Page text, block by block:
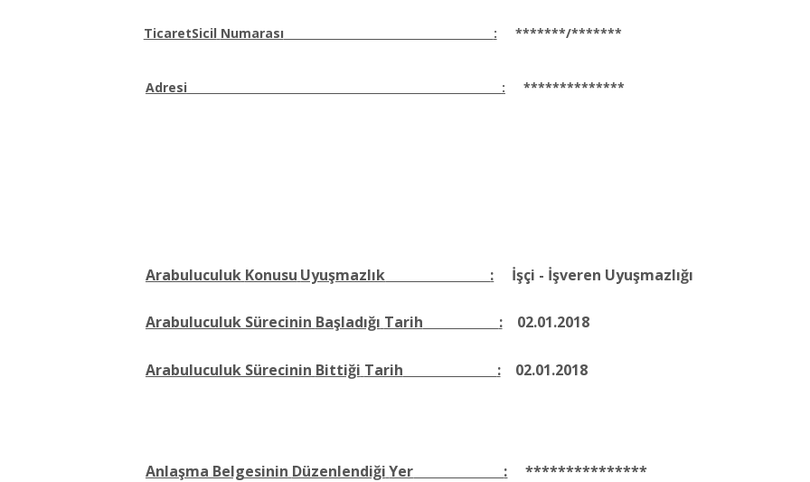
TicaretSicil Numarası : *******/*******
Adresi : **************
Arabuluculuk Konusu Uyuşmazlık : İşçi - İşveren Uyuşmazlığı
Arabuluculuk Sürecinin Başladığı Tarih : 02.01.2018
Arabuluculuk Sürecinin Bittiği Tarih : 02.01.2018
Anlaşma Belgesinin Düzenlendiği Yer : ***************